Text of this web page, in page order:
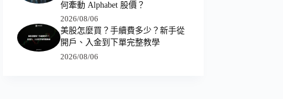
何牽動 Alphabet 股價？
2026/08/06
美股怎麼買？手續費多少？新手從
開戶、入金到下單完整教學
2026/08/06